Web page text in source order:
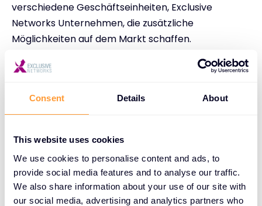
Consent Details About
This website uses cookies
We use cookies to personalise content and ads, to
provide social media features and to analyse our traffic.
We also share information about your use of our site with
our social media, advertising and analytics partners who
verschiedene Geschäftseinheiten, Exclusive
Networks Unternehmen, die zusätzliche
Möglichkeiten auf dem Markt schaffen.
Ignition Technology
Nuaware
Cloudrise